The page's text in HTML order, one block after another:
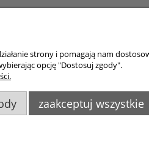
609484395 ,info@goldsun-lampy.pl
strony i pomagają nam
opcję "Dostosuj zgody".
zaakceptuj wszystkie